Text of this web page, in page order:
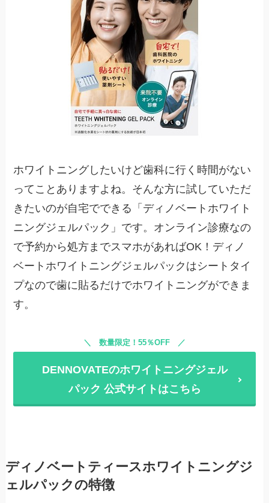
ホワイトニングしたいけど歯科に行く時間がない
ってことありますよね。そんな方に試していただ
きたいのが自宅でできる「ディノベートホワイト
ニングジェルパック」です。オンライン診療なの
で予約から処方までスマホがあればOK！ディノ
ベートホワイトニングジェルパックはシートタイ
プなので歯に貼るだけでホワイトニングができま
す。
数量限定！55％OFF
DENNOVATEのホワイトニングジェル
パック 公式サイトはこちら
ディノベートティースホワイトニングジ
ェルパックの特徴